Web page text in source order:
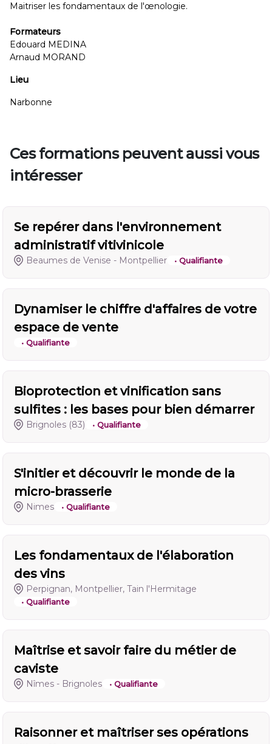
Maitriser les fondamentaux de l'œnologie.
Formateurs
Edouard MEDINA
Arnaud MORAND
Lieu
Narbonne
Ces formations peuvent aussi vous
intéresser
Se repérer dans l'environnement
administratif vitivinicole
Beaumes de Venise - Montpellier • Qualifiante
Dynamiser le chiffre d'affaires de votre
espace de vente
• Qualifiante
Bioprotection et vinification sans
sulfites : les bases pour bien démarrer
Brignoles (83) • Qualifiante
S'initier et découvrir le monde de la
micro-brasserie
Nimes • Qualifiante
Les fondamentaux de l'élaboration
des vins
Perpignan, Montpellier, Tain l'Hermitage
• Qualifiante
Maîtrise et savoir faire du métier de
caviste
Nîmes - Brignoles • Qualifiante
Raisonner et maîtriser ses opérations